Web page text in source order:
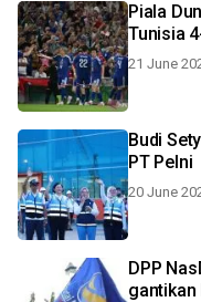
Piala
Tunisia
21 June
Budi
PT Pelni
20 June
DPP
gantikan